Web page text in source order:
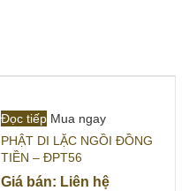
Đọc tiếp Mua ngay
PHẬT DI LẶC NGỒI ĐỒNG
TIỀN – ĐPT56
Giá bán: Liên hệ